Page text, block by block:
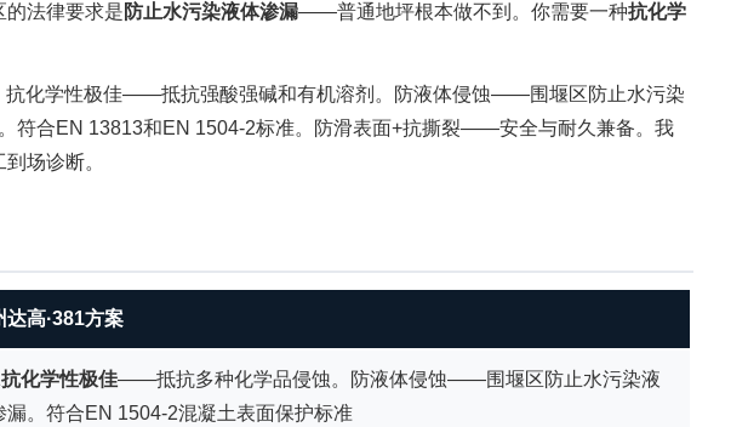
法律要求是 防止水污染液体渗漏——普通地坪根本做不到。你需要一种抗化学
抗化学性极佳——抵抗强酸强碱和有机溶剂。防液体侵蚀——围堰区防止水污染
符合EN 13813和EN 1504-2标准。防滑表面+抗撕裂——安全与耐久兼备。我
到场诊断。
达高·381方案
抗化学性极佳——抵抗多种化学品侵蚀。防液体侵蚀——围堰区防止水污染液
漏。符合EN 1504-2混凝土表面保护标准